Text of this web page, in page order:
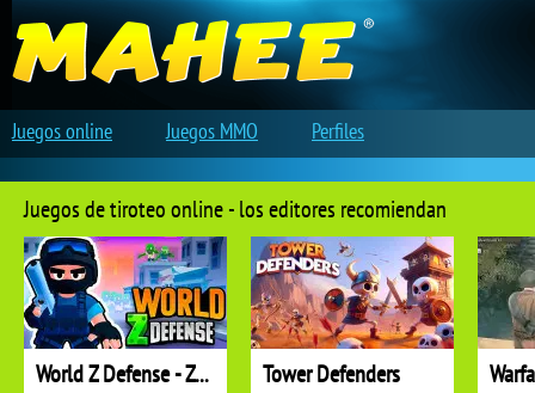
Juegos de tiroteo online - los editores recomiendan
World Z Defense - Zombie Defense Tower Defenders
Juegos online Juegos MMO Perfiles